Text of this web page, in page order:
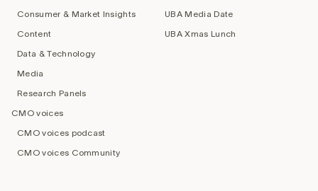
Consumer & Market Insights
Content
Data & Technology
Media
Research Panels
CMO voices
CMO voices podcast
CMO voices Community
UBA Media Date
UBA Xmas Lunch